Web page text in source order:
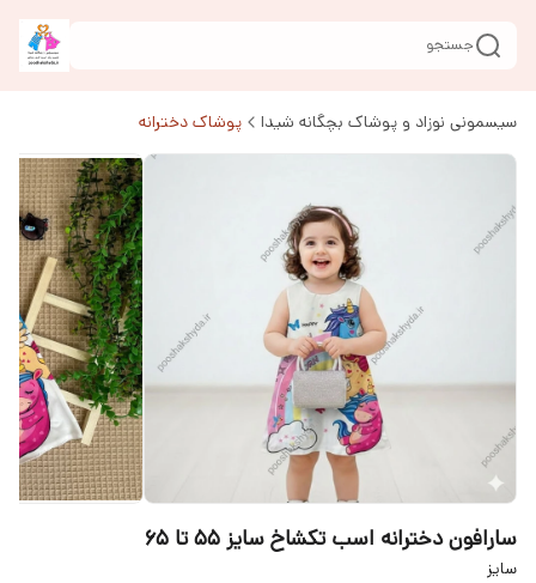
جستجو
سیسمونی نوزاد و پوشاک بچگانه شیدا پوشاک دخترانه
سارافون دخترانه اسب تکشاخ سایز ۵۵ تا ۶۵
سایز